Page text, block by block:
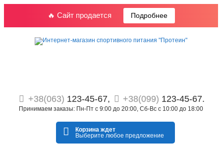
🔥 Сайт продается Подробнее
+38(063) 123-45-67, +38(099) 123-45-67.
Принимаем заказы: Пн-Пт с 9:00 до 20:00, Сб-Вс с 10:00 до 18:00
Корзина ждет
Выберите любое предложение